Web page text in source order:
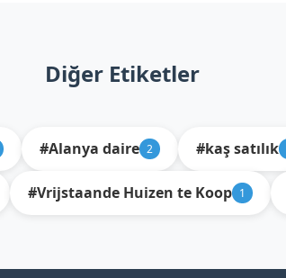
Diğer Etiketler
#Alanya daire 2 #kaş satılık
#Vrijstaande Huizen te Koop 1